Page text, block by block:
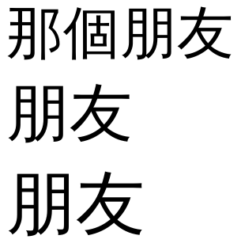
那個朋友
朋友
朋友